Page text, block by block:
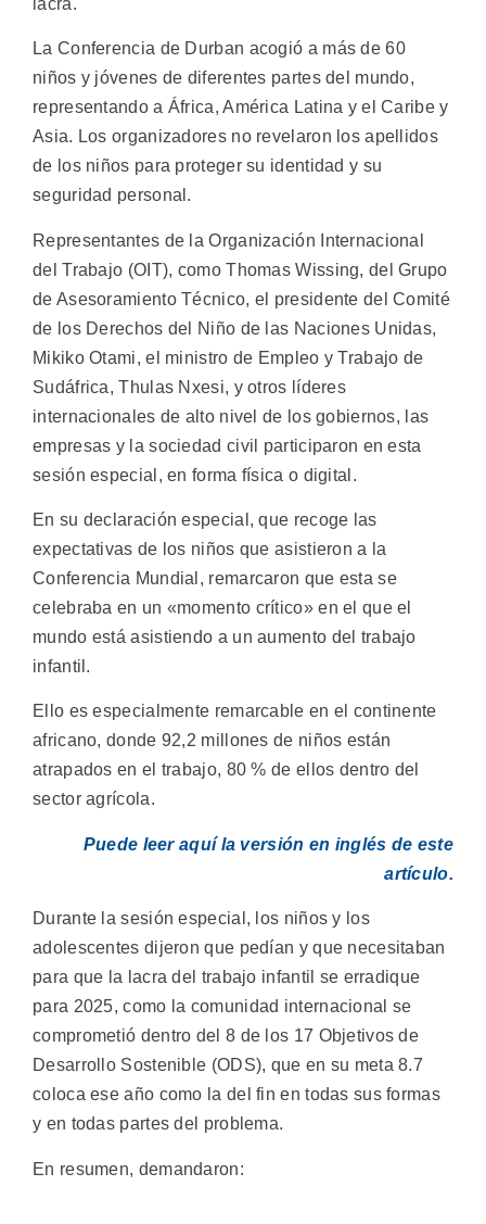
La Conferencia de Durban acogió a más de 60
niños y jóvenes de diferentes partes del mundo,
representando a África, América Latina y el Caribe y
Asia. Los organizadores no revelaron los apellidos
de los niños para proteger su identidad y su
seguridad personal.
Representantes de la Organización Internacional
del Trabajo (OIT), como Thomas Wissing, del Grupo
de Asesoramiento Técnico, el presidente del Comité
de los Derechos del Niño de las Naciones Unidas,
Mikiko Otami, el ministro de Empleo y Trabajo de
Sudáfrica, Thulas Nxesi, y otros líderes
internacionales de alto nivel de los gobiernos, las
empresas y la sociedad civil participaron en esta
sesión especial, en forma física o digital.
En su declaración especial, que recoge las
expectativas de los niños que asistieron a la
Conferencia Mundial, remarcaron que esta se
celebraba en un «momento crítico» en el que el
mundo está asistiendo a un aumento del trabajo
infantil.
Ello es especialmente remarcable en el continente
africano, donde 92,2 millones de niños están
atrapados en el trabajo, 80 % de ellos dentro del
sector agrícola.
Puede leer aquí la versión en inglés de este
artículo.
Durante la sesión especial, los niños y los
adolescentes dijeron que pedían y que necesitaban
para que la lacra del trabajo infantil se erradique
para 2025, como la comunidad internacional se
comprometió dentro del 8 de los 17 Objetivos de
Desarrollo Sostenible (ODS), que en su meta 8.7
coloca ese año como la del fin en todas sus formas
y en todas partes del problema.
En resumen, demandaron: